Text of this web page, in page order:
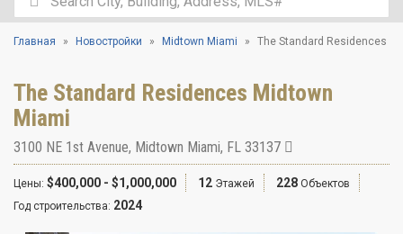
Главная Новостройки Midtown Miami The Standard Residences
The Standard Residences Midtown
Miami
3100 NE 1st Avenue, Midtown Miami, FL 33137
Цены: $400,000 - $1,000,000 12 Этажей 228 Объектов
Год строительства: 2024